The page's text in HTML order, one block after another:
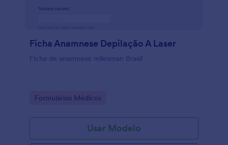
Ficha Anamnese Depilação A Laser
Ficha de anamnese milesman Brasil
Go to Category:
Formulários Médicos
Usar Modelo